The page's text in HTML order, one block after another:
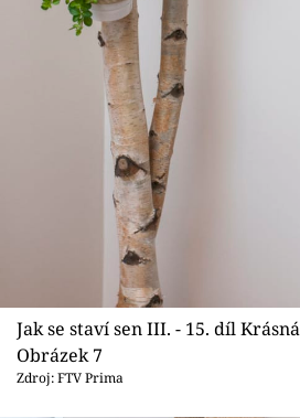
Jak se staví sen III. - 15. díl
Obrázek 7
Zdroj: FTV Prima